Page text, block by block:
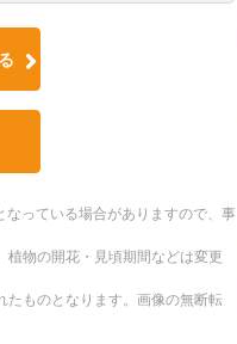
っている場合がありますので、事
物の開花・見頃期間などは変更
ものとなります。画像の無断転